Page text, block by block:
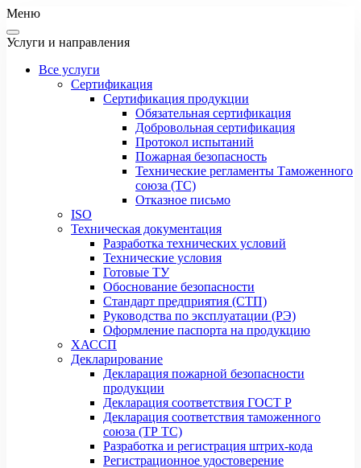
Меню
Услуги и направления
Все услуги
Сертификация
Сертификация продукции
Обязательная сертификация
Добровольная сертификация
Протокол испытаний
Пожарная безопасность
Технические регламенты Таможенного
союза (ТС)
Отказное письмо
ISO
Техническая документация
Разработка технических условий
Технические условия
Готовые ТУ
Обоснование безопасности
Стандарт предприятия (СТП)
Руководства по эксплуатации (РЭ)
Оформление паспорта на продукцию
ХАССП
Декларирование
Декларация пожарной безопасности
продукции
Декларация соответствия ГОСТ Р
Декларация соответствия таможенного
союза (ТР ТС)
Разработка и регистрация штрих-кода
Регистрационное удостоверение